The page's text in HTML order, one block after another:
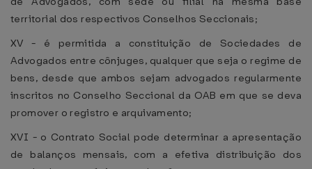
territorial dos respectivos Conselhos Seccionais;
XV - é permitida a constituição de Sociedades de
Advogados entre cônjuges, qualquer que seja o regime de
bens, desde que ambos sejam advogados regularmente
inscritos no Conselho Seccional da OAB em que se deva
promover o registro e arquivamento;
XVI - o Contrato Social pode determinar a apresentação
de balanços mensais, com a efetiva distribuição dos